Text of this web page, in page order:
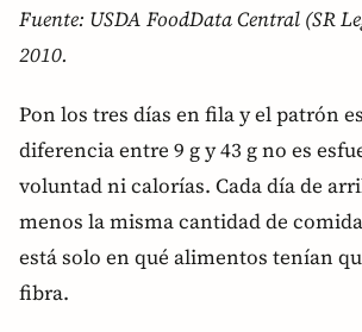
Fuente: USDA FoodData Central (SR
2010.
Pon los tres días en fila y el patrón
diferencia entre 9 g y 43 g no es
voluntad ni calorías. Cada día de
menos la misma cantidad de
está solo en qué alimentos tenían
fibra.